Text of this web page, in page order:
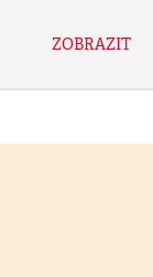
ZOBRAZIT